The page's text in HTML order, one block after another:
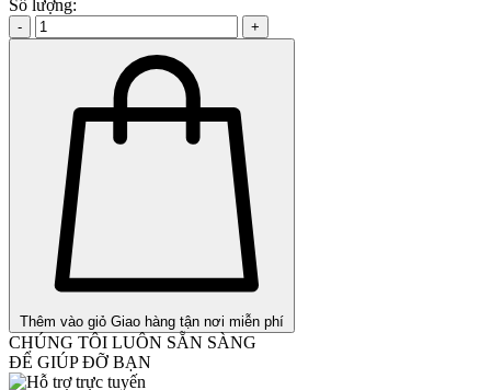
Số lượng:
- +
Thêm vào giỏ Giao hàng tận nơi miễn phí
CHÚNG TÔI LUÔN SẴN SÀNG
ĐỂ GIÚP ĐỠ BẠN